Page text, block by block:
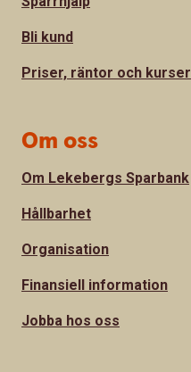
Bli kund
Priser, räntor och kurser
Om oss
Om Lekebergs Sparbank
Hållbarhet
Organisation
Finansiell information
Jobba hos oss